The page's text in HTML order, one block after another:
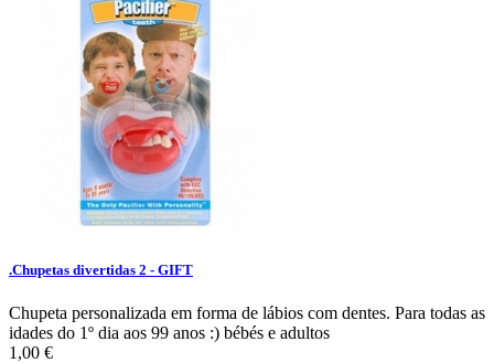
.Chupetas divertidas 2 - GIFT
Chupeta personalizada em forma de lábios com dentes. Para todas as
idades do 1º dia aos 99 anos :) bébés e adultos
1,00 €